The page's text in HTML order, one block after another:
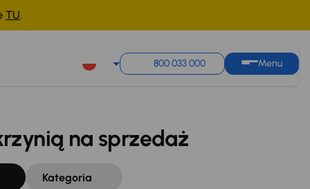
TU.
800 033 000 Menu
na sprzedaż
Kategoria